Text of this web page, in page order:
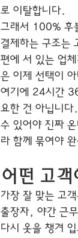
로 이탈합니다.
그래서 100% 후
결제하는 구조는
편에 서 있는 업
은 이제 선택이
여기에 24시간
요한 건 아닙니
수 있어야 진짜
라 함께 묶여야
어떤 고
가장 잘 맞는 고
출장자, 야간 근
다시 옷을 챙겨